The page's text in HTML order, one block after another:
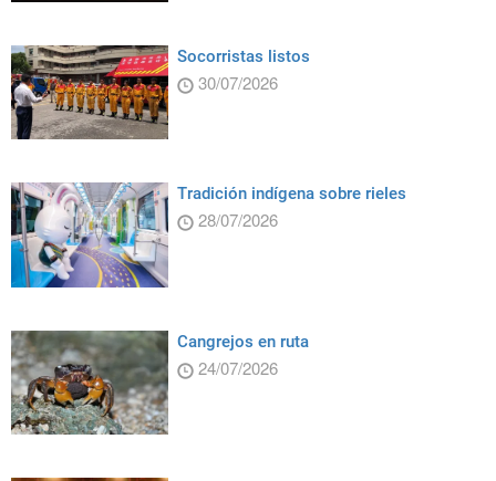
Socorristas listos
30/07/2026
Tradición indígena sobre rieles
28/07/2026
Cangrejos en ruta
24/07/2026